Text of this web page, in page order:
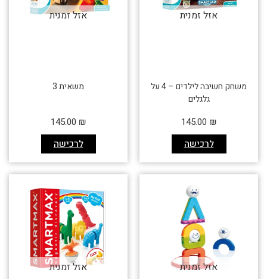
אזל זמנית
משחק חשיבה לילדים – 4 על
גלגלים
לרכישה
145.00 ₪
אזל זמנית
משאית 3
לרכישה
145.00 ₪
אזל זמנית אזל זמנית